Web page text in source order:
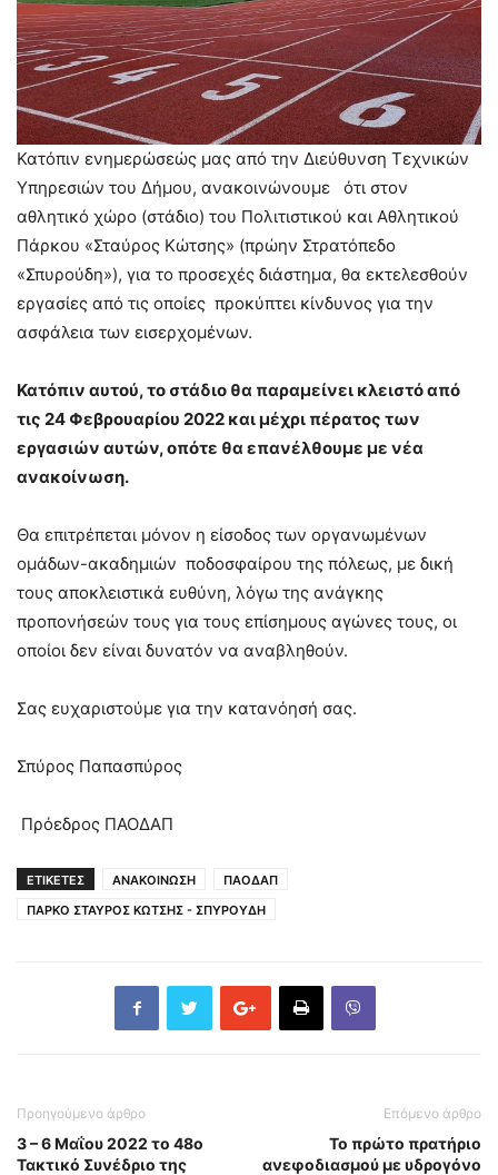
Κατόπιν ενημερώσεώς μας από την Διεύθυνση Τεχνικών
Υπηρεσιών του Δήμου, ανακοινώνουμε ότι στον
αθλητικό χώρο (στάδιο) του Πολιτιστικού και Αθλητικού
Πάρκου «Σταύρος Κώτσης» (πρώην Στρατόπεδο
«Σπυρούδη»), για το προσεχές διάστημα, θα εκτελεσθούν
εργασίες από τις οποίες προκύπτει κίνδυνος για την
ασφάλεια των εισερχομένων.
Κατόπιν αυτού, το στάδιο θα παραμείνει κλειστό από
τις 24 Φεβρουαρίου 2022 και μέχρι πέρατος των
εργασιών αυτών, οπότε θα επανέλθουμε με νέα
ανακοίνωση.
Θα επιτρέπεται μόνον η είσοδος των οργανωμένων
ομάδων-ακαδημιών ποδοσφαίρου της πόλεως, με δική
τους αποκλειστικά ευθύνη, λόγω της ανάγκης
προπονήσεών τους για τους επίσημους αγώνες τους, οι
οποίοι δεν είναι δυνατόν να αναβληθούν.
Σας ευχαριστούμε για την κατανόησή σας.
Σπύρος Παπασπύρος
Πρόεδρος ΠΑΟΔΑΠ
ΕΤΙΚΕΤΕΣ ΑΝΑΚΟΙΝΩΣΗ
ΠΑΟΔΑΠ
ΠΑΡΚΟ ΣΤΑΥΡΟΣ ΚΩΤΣΗΣ - ΣΠΥΡΟΥΔΗ
Προηγούμενο άρθρο
3 – 6 Μαΐου 2022 το 48ο
Τακτικό Συνέδριο της
Επόμενο άρθρο
Το πρώτο πρατήριο
ανεφοδιασμού με υδρογόνο